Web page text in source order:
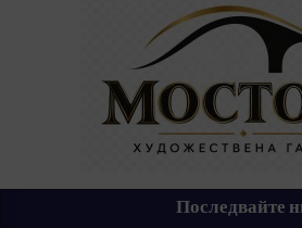
Последвайте